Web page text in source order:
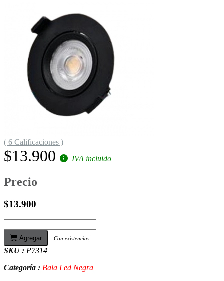
( 6 Calificaciones )
$13.900 IVA incluido
Precio
$13.900
Agregar Con existencias
SKU : P7314
Categoría : Bala Led Negra